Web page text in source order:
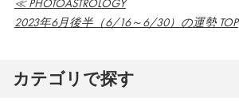
≪ PHOTOASTROLOGY
2023年6月後半（6/16～6/30）の運勢 TOP
カテゴリで探す